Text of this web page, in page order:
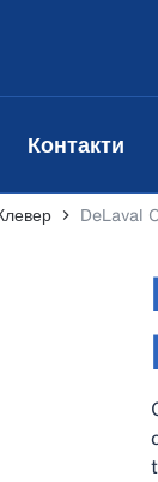
Контакти
DeLaval